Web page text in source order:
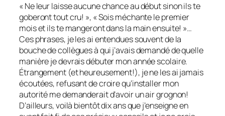
« Ne leur laisse aucune chance au début sinon ils te
goberont tout cru! », « Sois méchante le premier
mois et ils te mangeront dans la main ensuite! »…
Ces phrases, je les ai entendues souvent de la
bouche de collègues à qui j’avais demandé de quelle
manière je devrais débuter mon année scolaire.
Étrangement (et heureusement!), je ne les ai jamais
écoutées, refusant de croire qu’installer mon
autorité me demanderait d’avoir un air grognon!
D’ailleurs, voilà bientôt dix ans que j’enseigne en